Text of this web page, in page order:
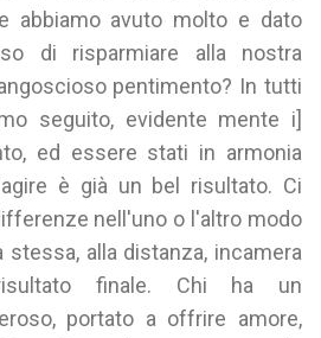
abbiamo avuto molto e dato
di risparmiare alla nostra
pentimento? In tutti
seguito, evidente mente i]
ed essere stati in armonia
è già un bel risultato. Ci
nell'uno o l'altro modo
alla distanza, incamera
finale. Chi ha un
portato a offrire amore,